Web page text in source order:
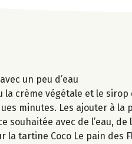
un peu d’eau
crème végétale et le sirop
minutes. Les ajouter à la
souhaitée avec de l’eau,
tartine Coco Le pain des